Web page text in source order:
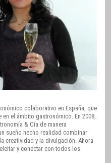
colaborativo en España, que
el ámbito gastronómico. En 2008,
& Cía de manera
sueño hecho realidad combinar
creatividad y la divulgación. Ahora
y conectar con todos los